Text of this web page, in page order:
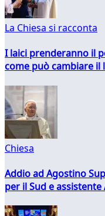
La Chiesa si racconta
I laici prenderanno il
come può cambiare
Chiesa
Addio ad Agostino
per il Sud e assistente